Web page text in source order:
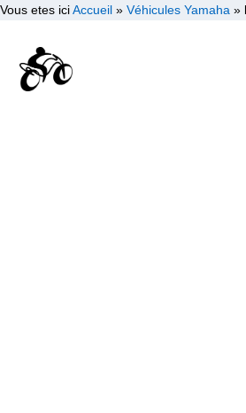
Vous etes iciAccueil » Véhicules Yamaha »